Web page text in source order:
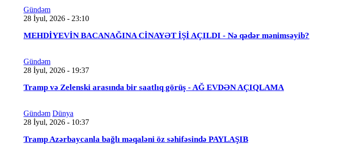
Gündəm
28 İyul, 2026 - 23:10
MEHDİYEVİN BACANAĞINA CİNAYƏT İŞİ AÇILDI - Nə qədər mənimsəyib?
Gündəm
28 İyul, 2026 - 19:37
Tramp və Zelenski arasında bir saatlıq görüş - AĞ EVDƏN AÇIQLAMA
Gündəm Dünya
28 İyul, 2026 - 10:37
Tramp Azərbaycanla bağlı məqaləni öz səhifəsində PAYLAŞIB